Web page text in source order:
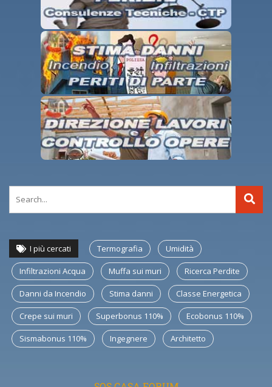
I più cercati Termografia Umidità
Infiltrazioni Acqua Muffa sui muri Ricerca Perdite
Danni da Incendio Stima danni Classe Energetica
Crepe sui muri Superbonus 110% Ecobonus 110%
Sismabonus 110% Ingegnere Architetto